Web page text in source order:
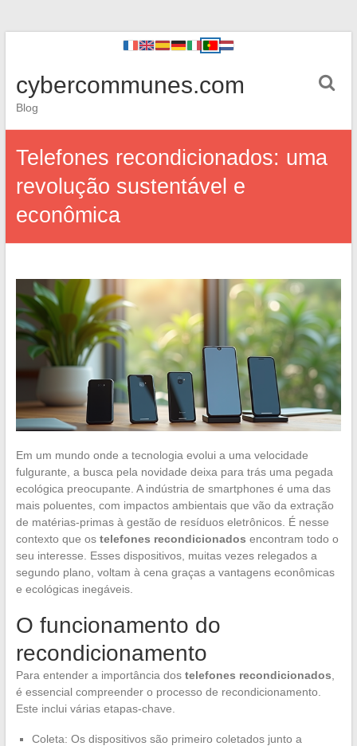
cybercommunes.com
Blog
Telefones recondicionados: uma
revolução sustentável e
econômica
Em um mundo onde a tecnologia evolui a uma velocidade
fulgurante, a busca pela novidade deixa para trás uma pegada
ecológica preocupante. A indústria de smartphones é uma das
mais poluentes, com impactos ambientais que vão da extração
de matérias-primas à gestão de resíduos eletrônicos. É nesse
contexto que os telefones recondicionados encontram todo o
seu interesse. Esses dispositivos, muitas vezes relegados a
segundo plano, voltam à cena graças a vantagens econômicas
e ecológicas inegáveis.
O funcionamento do
recondicionamento
Para entender a importância dos telefones recondicionados
é essencial compreender o processo de recondicionamento.
Este inclui várias etapas-chave.
Coleta: Os dispositivos são primeiro coletados junto a